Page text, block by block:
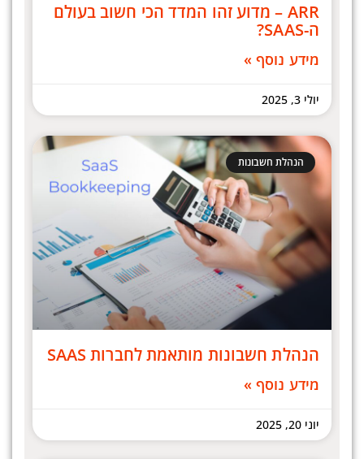
ARR – מדוע זהו המדד הכי חשוב בעולם
ה-SAAS?
מידע נוסף »
יולי 3, 2025
הנהלת חשבונות
הנהלת חשבונות מותאמת לחברות SAAS
מידע נוסף »
יוני 20, 2025